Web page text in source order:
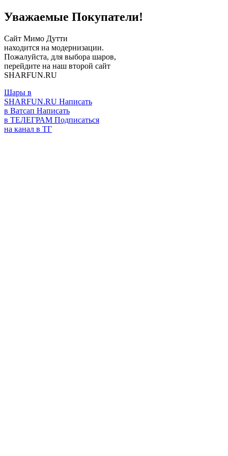
Уважаемые Покупатели!
Сайт Мимо Дутти
находится на модернизации.
Пожалуйста, для выбора шаров,
перейдите на наш второй сайт
SHARFUN.RU
Шары в
SHARFUN.RU Написать
в Ватсап Написать
в ТЕЛЕГРАМ Подписаться
на канал в ТГ